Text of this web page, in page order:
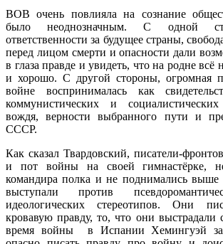
ВОВ очень повлияла на сознание
было неоднозначным. С одной
ответственности за будущее страны,
перед лицом смерти и опасности дали
в глаза правде и увидеть, что на родне всё
и хорошо. С другой стороны, огромная
войне воспринималась как
коммунистических и
вождя, верности выбранного пути и
СССР.
Как сказал Твардовский, писатели-
и пот войны на своей гимнастёрке,
командира полка и не поднимались выше
выступали против
идеологических стереотипов. Они
кровавую правду, то, что они
время войны в Испании Хемингуэй